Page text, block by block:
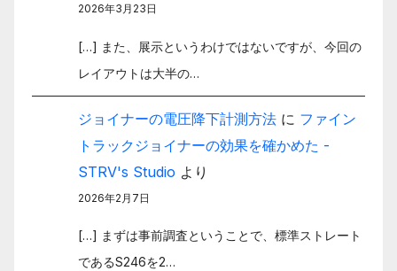
2026年3月23日
[…] また、展示というわけではないですが、今回の
レイアウトは大半の…
ジョイナーの電圧降下計測方法 に ファイン
トラックジョイナーの効果を確かめた -
STRV's Studio より
2026年2月7日
[…] まずは事前調査ということで、標準ストレート
であるS246を2…